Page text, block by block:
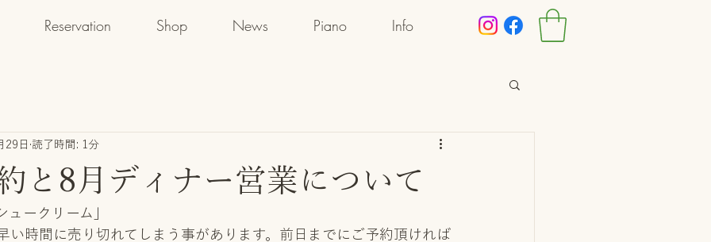
Reservation Shop News Piano Info
と8月ディナー営業について
29日 読了時間: 1分
ュークリーム」
い時間に売り切れてしまう事があります。前日までにご予約頂ければ